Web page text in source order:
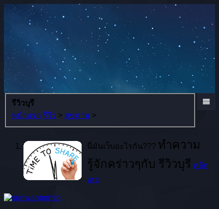
รีวิวบุรี
หน้าแรก รีวิว > สุขภาพ >
นี่มันเว็บอะไรกัน??? ทำความ
รู้จักคร่าวๆกับ รีวิวบุรี คลิก
เลย